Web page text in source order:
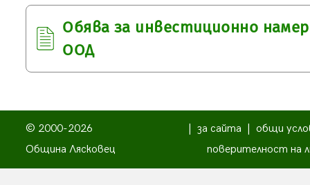
Обява за инвестиционно
ООД
© 2000-2026
Община Лясковец
за сайта
общи
поверителност на